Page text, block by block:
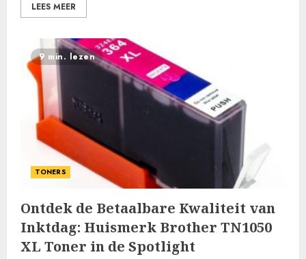
LEES MEER
9 min. lezen
TONERS
Ontdek de Betaalbare Kwaliteit van
Inktdag: Huismerk Brother TN1050
XL Toner in de Spotlight